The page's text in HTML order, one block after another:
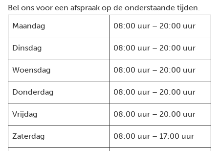
Bel ons voor een afspraak op de onderstaande tijden.
Maandag
08:00 uur – 20:00 uur
Dinsdag 08:00 uur – 20:00 uur
Woensdag 08:00 uur – 20:00 uur
Donderdag 08:00 uur – 20:00 uur
Vrijdag 08:00 uur – 20:00 uur
Zaterdag 08:00 uur – 17:00 uur